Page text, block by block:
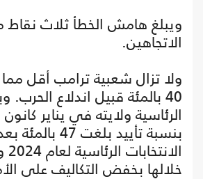
ويبلغ هامش الخطأ ثلاث نقاط
الاتجاهين.
ولا تزال شعبية ترامب أقل
40 بالمئة قبيل اندلاع
بنسبة تأييد
خلالها بخفض التكاليف على